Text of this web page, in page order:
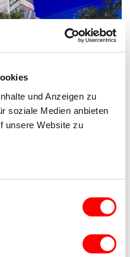
und Anzeigen zu
soziale Medien anbieten
unsere Website zu